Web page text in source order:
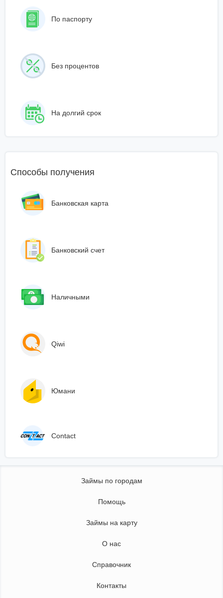
По паспорту
Без процентов
На долгий срок
Способы получения
Банковская карта
Банковский счет
Наличными
Qiwi
Юмани
Сontact
Займы по городам
Помощь
Займы на карту
О нас
Справочник
Контакты